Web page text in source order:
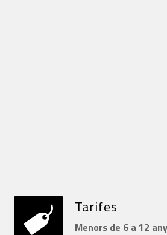
Tarifes
Menors de 6 a 12